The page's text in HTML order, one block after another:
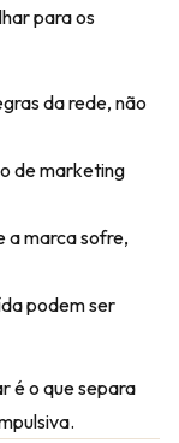
para os
da rede, não
de marketing
a marca sofre,
podem ser
é o que separa